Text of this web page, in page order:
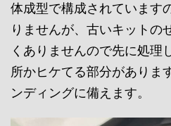
体成型で構成されています
りませんが、古いキットの
くありませんので先に処理
所かヒケてる部分がありま
ンディングに備えます。